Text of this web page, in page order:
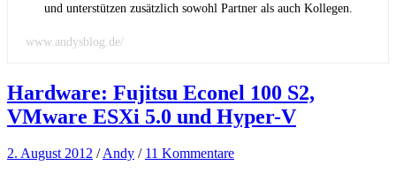
und unterstützen zusätzlich sowohl Partner als auch Kollegen.
www.andysblog.de/
Hardware: Fujitsu Econel 100 S2,
VMware ESXi 5.0 und Hyper-V
2. August 2012 /Andy / 11 Kommentare